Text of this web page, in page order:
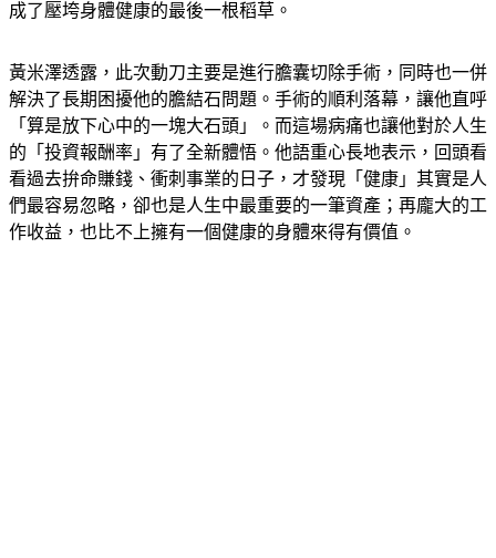
成了壓垮身體健康的最後一根稻草。
黃米澤透露，此次動刀主要是進行膽囊切除手術，同時也一併
解決了長期困擾他的膽結石問題。手術的順利落幕，讓他直呼
「算是放下心中的一塊大石頭」。而這場病痛也讓他對於人生
的「投資報酬率」有了全新體悟。他語重心長地表示，回頭看
看過去拚命賺錢、衝刺事業的日子，才發現「健康」其實是人
們最容易忽略，卻也是人生中最重要的一筆資產；再龐大的工
作收益，也比不上擁有一個健康的身體來得有價值。